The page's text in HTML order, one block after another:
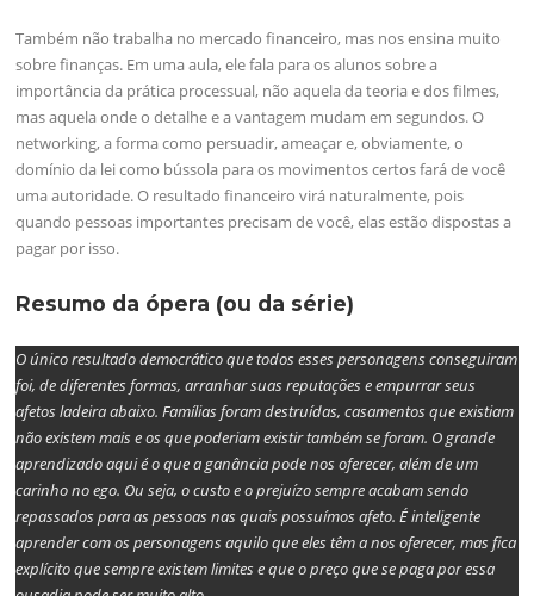
Também não trabalha no mercado financeiro, mas nos ensina muito
sobre finanças. Em uma aula, ele fala para os alunos sobre a
importância da prática processual, não aquela da teoria e dos filmes,
mas aquela onde o detalhe e a vantagem mudam em segundos. O
networking, a forma como persuadir, ameaçar e, obviamente, o
domínio da lei como bússola para os movimentos certos fará de você
uma autoridade. O resultado financeiro virá naturalmente, pois
quando pessoas importantes precisam de você, elas estão dispostas a
pagar por isso.
Resumo da ópera (ou da série)
O único resultado democrático que todos esses personagens conseguiram
foi, de diferentes formas, arranhar suas reputações e empurrar seus
afetos ladeira abaixo. Famílias foram destruídas, casamentos que existiam
não existem mais e os que poderiam existir também se foram. O grande
aprendizado aqui é o que a ganância pode nos oferecer, além de um
carinho no ego. Ou seja, o custo e o prejuízo sempre acabam sendo
repassados para as pessoas nas quais possuímos afeto. É inteligente
aprender com os personagens aquilo que eles têm a nos oferecer, mas fica
explícito que sempre existem limites e que o preço que se paga por essa